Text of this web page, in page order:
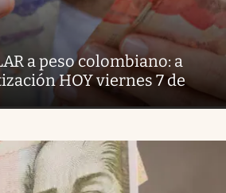
a peso colombiano: a
HOY viernes 7 de